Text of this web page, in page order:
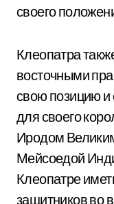
своего
Клеопатра
восточными
свою позицию и
для своего
Иродом
Мейсоедой
Клеопатре
защитников во